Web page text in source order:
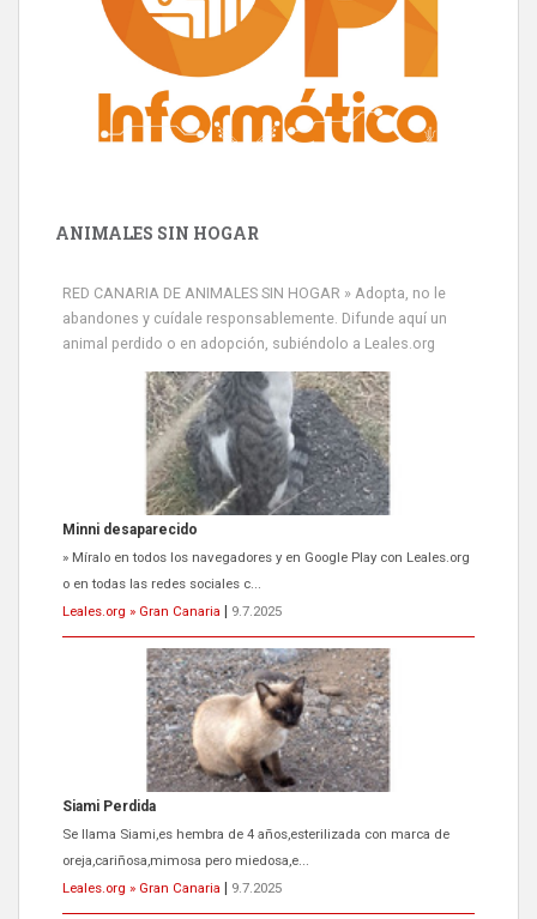
ANIMALES SIN HOGAR
RED CANARIA DE ANIMALES SIN HOGAR » Adopta, no le
abandones y cuídale responsablemente. Difunde aquí un
animal perdido o en adopción, subiéndolo a Leales.org
Minni desaparecido
» Míralo en todos los navegadores y en Google Play con Leales.org
o en todas las redes sociales c...
Leales.org » Gran Canaria
9.7.2025
Siami Perdida
Se llama Siami,es hembra de 4 años,esterilizada con marca de
oreja,cariñosa,mimosa pero miedosa,e...
Leales.org » Gran Canaria
9.7.2025